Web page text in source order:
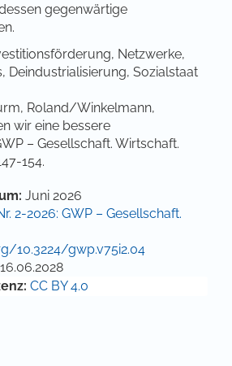
gegenwärtige
Netzwerke,
Deindustrialisierung, Sozialstaat
Roland/Winkelmann,
wir eine bessere
– Gesellschaft. Wirtschaft.
154.
Juni 2026
2-2026: GWP – Gesellschaft.
10.3224/gwp.v75i2.04
16.06.2028
CC BY 4.0
Meinhard (1989):